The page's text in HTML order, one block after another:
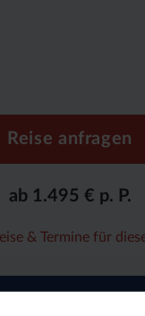
Reise anfragen
ab 1.495 € p. P.
& Termine für